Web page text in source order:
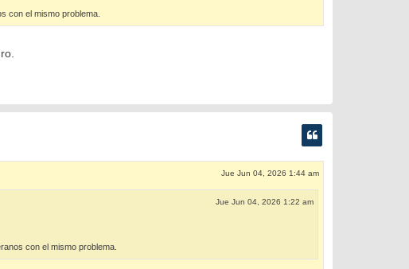
con el mismo problema.
Jue Jun 04, 2026 1:44 am
Jue Jun 04, 2026 1:22 am
con el mismo problema.